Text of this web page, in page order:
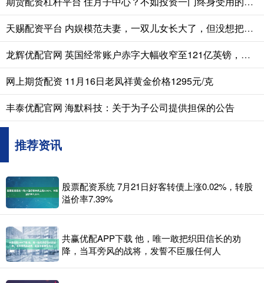
天赐配资平台 内娱模范夫妻，一双儿女长大了，但没想把他们往娱乐圈推
龙辉优配官网 英国经常账户赤字大幅收窄至121亿英镑，创2024年三季度以来新低
网上期货配资 11月16日老凤祥黄金价格1295元/克
丰泰优配官网 海默科技：关于为子公司提供担保的公告
推荐资讯
股票配资系统 7月21日好客转债上涨0.02%，转股
溢价率7.39%
共赢优配APP下载 他，唯一敢把织田信长的劝
降，当耳旁风的战将，发誓不臣服任何人